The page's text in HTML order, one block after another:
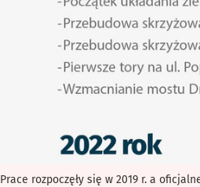
Prace rozpoczęły się w 2019 r. a